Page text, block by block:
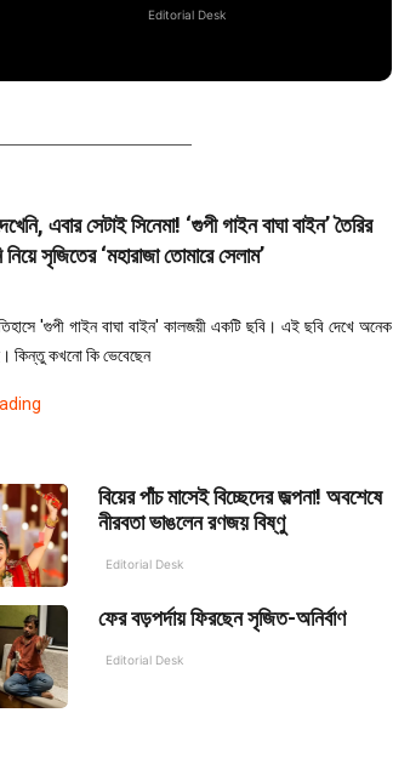
Editorial Desk
এবার সেটাই সিনেমা! ‘গুপী গাইন বাঘা বাইন’ তৈরির
নিয়ে সৃজিতের ‘মহারাজা তোমারে সেলাম’
'গুপী গাইন বাঘা বাইন' কালজয়ী একটি ছবি। এই ছবি দেখে অনেক
কিন্তু কখনো কি ভেবেছেন
"Private:
বিয়ের পাঁচ মাসেই বিচ্ছেদের জল্পনা! অবশেষে
নীরবতা ভাঙলেন রণজয় বিষ্ণু
Editorial Desk
ফের বড়পর্দায় ফিরছেন সৃজিত-অনির্বাণ
Editorial Desk